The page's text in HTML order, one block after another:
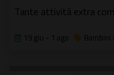
Tante attività extra
19 giu - 1 ago Bambini